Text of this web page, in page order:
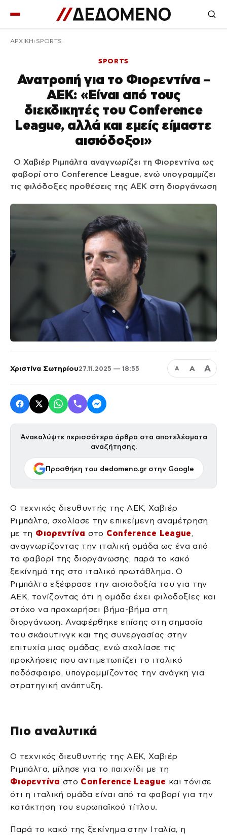
ΑΡΧΙΚΉ SPORTS
SPORTS
Ανατροπή για το Φιορεντίνα –
ΑΕΚ: «Είναι από τους
διεκδικητές του Conference
League, αλλά και εμείς είμαστε
αισιόδοξοι»
Ο Χαβιέρ Ριμπάλτα αναγνωρίζει τη Φιορεντίνα ως
φαβορί στο Conference League, ενώ υπογραμμίζει
τις φιλόδοξες προθέσεις της ΑΕΚ στη διοργάνωση
Χριστίνα Σωτηρίου27.11.2025 — 18:55 Α Α Α
Ανακαλύψτε περισσότερα άρθρα στα αποτελέσματα
αναζήτησης.
Προσθήκη του dedomeno.gr στην Google
Ο τεχνικός διευθυντής της ΑΕΚ, Χαβιέρ
Ριμπάλτα, σχολίασε την επικείμενη αναμέτρηση
με τη Φιορεντίνα στο Conference League,
αναγνωρίζοντας την ιταλική ομάδα ως ένα από
τα φαβορί της διοργάνωσης, παρά το κακό
ξεκίνημά της στο ιταλικό πρωτάθλημα. Ο
Ριμπάλτα εξέφρασε την αισιοδοξία του για την
ΑΕΚ, τονίζοντας ότι η ομάδα έχει φιλοδοξίες και
στόχο να προχωρήσει βήμα-βήμα στη
διοργάνωση. Αναφέρθηκε επίσης στη σημασία
του σκάουτινγκ και της συνεργασίας στην
επιτυχία μιας ομάδας, ενώ σχολίασε τις
προκλήσεις που αντιμετωπίζει το ιταλικό
ποδόσφαιρο, υπογραμμίζοντας την ανάγκη για
στρατηγική ανάπτυξη.
Πιο αναλυτικά
Ο τεχνικός διευθυντής της ΑΕΚ, Χαβιέρ
Ριμπάλτα, μίλησε για το παιχνίδι με τη
Φιορεντίνα στο Conference League και τόνισε
ότι η ιταλική ομάδα είναι από τα φαβορί για την
κατάκτηση του ευρωπαϊκού τίτλου.
Παρά το κακό της ξεκίνημα στην Ιταλία, η